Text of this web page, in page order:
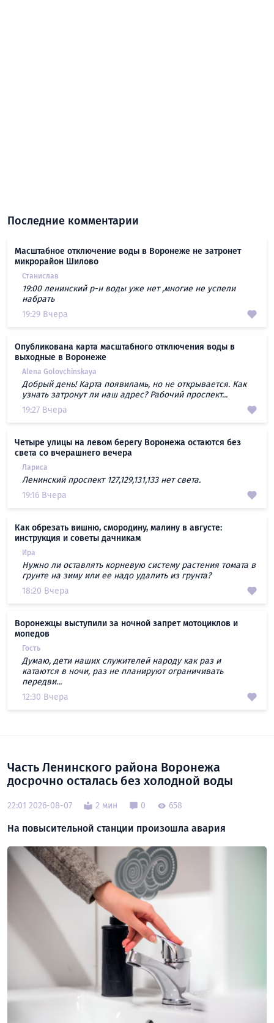
Последние комментарии
Масштабное отключение воды в Воронеже не затронет
микрорайон Шилово
Станислав
19:00 ленинский р-н воды уже нет ,многие не успели
набрать
19:29 Вчера
Опубликована карта масштабного отключения воды в
выходные в Воронеже
Alena Golovchinskaya
Добрый день! Карта появиламь, но не открывается. Как
узнать затронут ли наш адрес? Рабочий проспект...
19:27 Вчера
Четыре улицы на левом берегу Воронежа остаются без
света со вчерашнего вечера
Лариса
Ленинский проспект 127,129,131,133 нет света.
19:16 Вчера
Как обрезать вишню, смородину, малину в августе:
инструкция и советы дачникам
Ира
Нужно ли оставлять корневую систему растения томата в
грунте на зиму или ее надо удалить из грунта?
18:20 Вчера
Воронежцы выступили за ночной запрет мотоциклов и
мопедов
Гость
Думаю, дети наших служителей народу как раз и
катаются в ночи, раз не планируют ограничивать
передви...
12:30 Вчера
Часть Ленинского района Воронежа
досрочно осталась без холодной воды
22:01 2026-08-07 2 мин 0 658
На повысительной станции произошла авария